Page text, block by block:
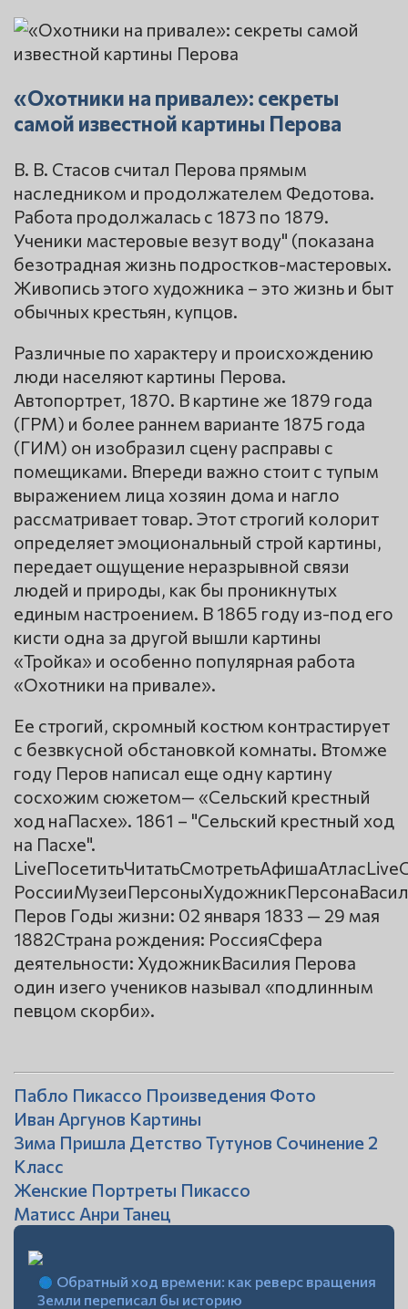
«Охотники на привале»: секреты
самой известной картины Перова
В. В. Стасов считал Перова прямым
наследником и продолжателем Федотова.
Работа продолжалась с 1873 по 1879.
Ученики мастеровые везут воду" (показана
безотрадная жизнь подростков-мастеровых.
Живопись этого художника – это жизнь и быт
обычных крестьян, купцов.
Различные по характеру и происхождению
люди населяют картины Перова.
Автопортрет, 1870. В картине же 1879 года
(ГРМ) и более раннем варианте 1875 года
(ГИМ) он изобразил сцену расправы с
помещиками. Впереди важно стоит с тупым
выражением лица хозяин дома и нагло
рассматривает товар. Этот строгий колорит
определяет эмоциональный строй картины,
передает ощущение неразрывной связи
людей и природы, как бы проникнутых
единым настроением. В 1865 году из-под его
кисти одна за другой вышли картины
«Тройка» и особенно популярная работа
«Охотники на привале».
Ее строгий, скромный костюм контрастирует
с безвкусной обстановкой комнаты. Втомже
году Перов написал еще одну картину
сосхожим сюжетом— «Сельский крестный
ход наПасхе». 1861 – "Сельский крестный ход
на Пасхе".
Перов Годы жизни: 02 января 1833 — 29 мая
1882Страна рождения: РоссияСфера
деятельности: ХудожникВасилия Перова
один изего учеников называл «подлинным
певцом скорби».
Пабло Пикассо Произведения Фото
Иван Аргунов Картины
Зима Пришла Детство Тутунов Сочинение 2
Класс
Женские Портреты Пикассо
Матисс Анри Танец
Обратный ход времени: как реверс вращения
Земли переписал бы историю